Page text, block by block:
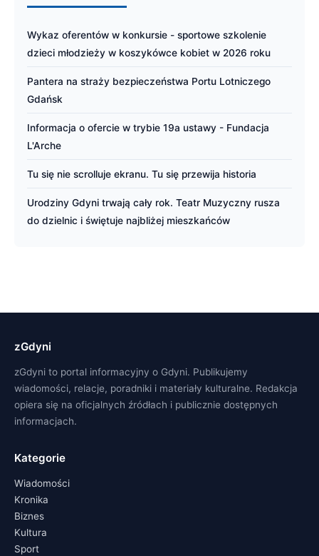
Wykaz oferentów w konkursie - sportowe szkolenie
dzieci młodzieży w koszykówce kobiet w 2026 roku
Pantera na straży bezpieczeństwa Portu Lotniczego
Gdańsk
Informacja o ofercie w trybie 19a ustawy - Fundacja
L'Arche
Tu się nie scrolluje ekranu. Tu się przewija historia
Urodziny Gdyni trwają cały rok. Teatr Muzyczny rusza
do dzielnic i świętuje najbliżej mieszkańców
zGdyni
zGdyni to portal informacyjny o Gdyni. Publikujemy
wiadomości, relacje, poradniki i materiały kulturalne. Redakcja
opiera się na oficjalnych źródłach i publicznie dostępnych
informacjach.
Kategorie
Wiadomości
Kronika
Biznes
Kultura
Sport